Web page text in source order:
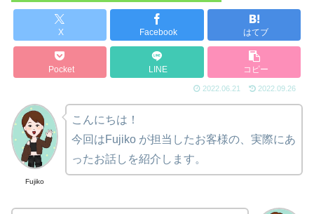
X Facebook はてブ
Pocket LINE コピー
2022.06.21 2022.09.26
Fujiko
こんにちは！
今回はFujiko が担当したお客様の、実際にあ
ったお話しを紹介します。